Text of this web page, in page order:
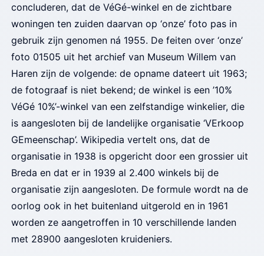
concluderen, dat de VéGé-winkel en de zichtbare
woningen ten zuiden daarvan op ‘onze’ foto pas in
gebruik zijn genomen ná 1955. De feiten over ‘onze’
foto 01505 uit het archief van Museum Willem van
Haren zijn de volgende: de opname dateert uit 1963;
de fotograaf is niet bekend; de winkel is een ’10%
VéGé 10%’-winkel van een zelfstandige winkelier, die
is aangesloten bij de landelijke organisatie ‘VErkoop
GEmeenschap’. Wikipedia vertelt ons, dat de
organisatie in 1938 is opgericht door een grossier uit
Breda en dat er in 1939 al 2.400 winkels bij de
organisatie zijn aangesloten. De formule wordt na de
oorlog ook in het buitenland uitgerold en in 1961
worden ze aangetroffen in 10 verschillende landen
met 28900 aangesloten kruideniers.